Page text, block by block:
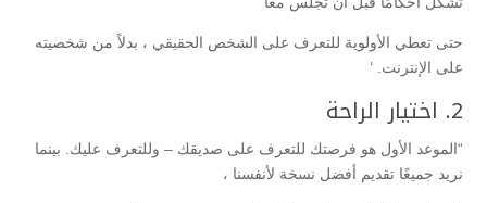
حتى تعطي الأولوية للتعرف على الشخص الحقيقي ، بدلاً من شخصيته
على الإنترنت. ‘
2. اختيار الراحة
“الموعد الأول هو فرصتك للتعرف على صديقك – وللتعرف عليك. بينما
نريد جميعًا تقديم أفضل نسخة لأنفسنا ،